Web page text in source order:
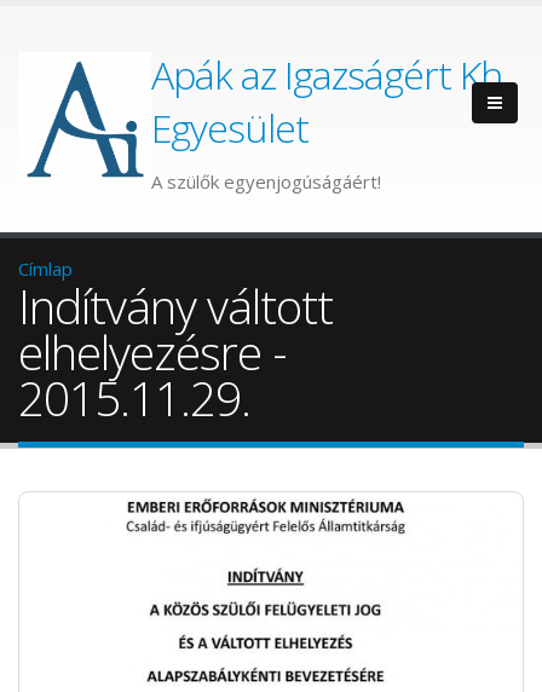
Apák az Igazságért Kh.
Egyesület
A szülők egyenjogúságáért!
Címlap
Indítvány váltott
elhelyezésre -
2015.11.29.